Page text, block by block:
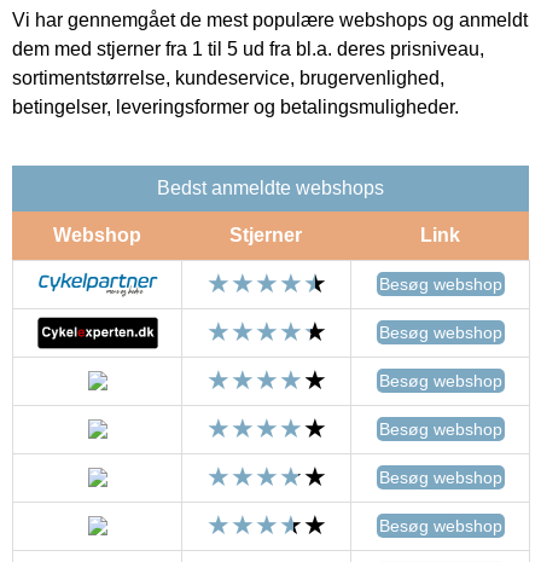
Vi har gennemgået de mest populære webshops og anmeldt
dem med stjerner fra 1 til 5 ud fra bl.a. deres prisniveau,
sortimentstørrelse, kundeservice, brugervenlighed,
betingelser, leveringsformer og betalingsmuligheder.
Bedst anmeldte webshops
Webshop Stjerner Link
Besøg webshop
Besøg webshop
Besøg webshop
Besøg webshop
Besøg webshop
Besøg webshop